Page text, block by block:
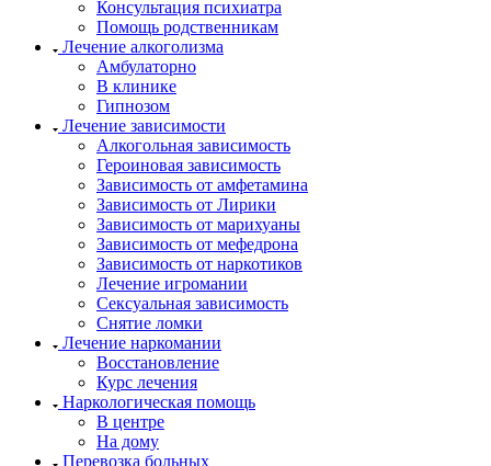
Консультация психиатра
Помощь родственникам
Лечение алкоголизма
Амбулаторно
В клинике
Гипнозом
Лечение зависимости
Алкогольная зависимость
Героиновая зависимость
Зависимость от амфетамина
Зависимость от Лирики
Зависимость от марихуаны
Зависимость от мефедрона
Зависимость от наркотиков
Лечение игромании
Сексуальная зависимость
Снятие ломки
Лечение наркомании
Восстановление
Курс лечения
Наркологическая помощь
В центре
На дому
Перевозка больных